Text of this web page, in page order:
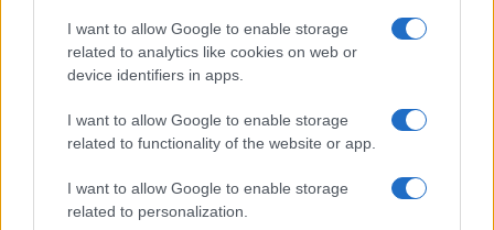
I want to allow Google to enable storage
related to analytics like cookies on web or
device identifiers in apps.
I want to allow Google to enable storage
related to functionality of the website or app.
I want to allow Google to enable storage
related to personalization.
sólo tres kilómetros de las playas de arena
blanca deIlha de Tavira.
Obidosatrae a miles de turistas al año con su
calidad de ciudad perdida en el tiempo y su
variedad de festivales. Si busca un auténtico